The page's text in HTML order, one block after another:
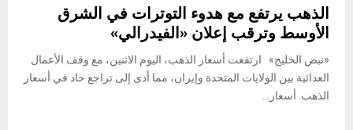
الذهب يرتفع مع هدوء التوترات في الشرق
الأوسط وترقب إعلان «الفيدرالي»
«نبض الخليج» ارتفعت أسعار الذهب، اليوم الاثنين، مع وقف الأعمال
العدائية بين الولايات المتحدة وإيران، مما أدى إلى تراجع حاد في أسعار
الذهب. أسعار...